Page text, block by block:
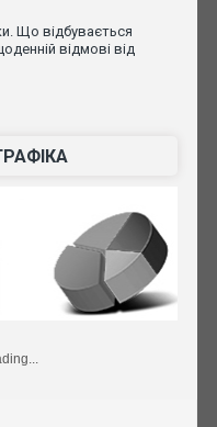
Що відбувається
відмові від